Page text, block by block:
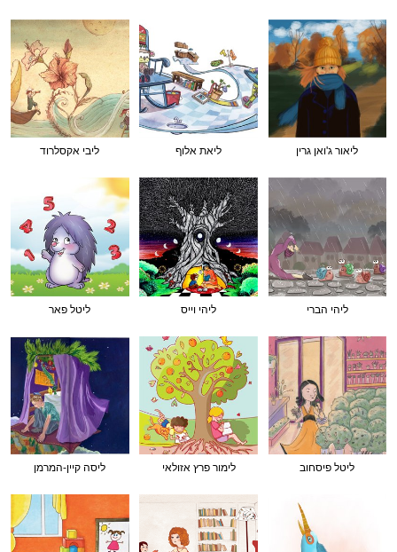
ליאור ג'ואן גרין ליאת אלוף ליבי אקסלרוד
ליהי הברי ליהי וייס ליטל פאר
ליטל פיסחוב לימור פרץ אזולאי ליסה קיין-המרמן